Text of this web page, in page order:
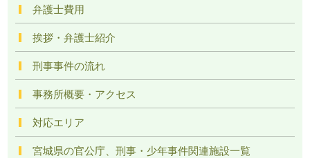
弁護士費用
挨拶・弁護士紹介
刑事事件の流れ
事務所概要・アクセス
対応エリア
宮城県の官公庁、刑事・少年事件関連施設一覧